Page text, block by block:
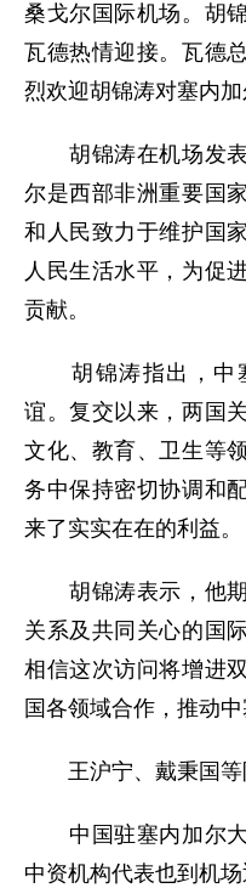
桑戈尔国际机场。胡
瓦德热情迎接。瓦德
烈欢迎胡锦涛对塞内加
胡锦涛在机场发表
尔是西部非洲重要国
和人民致力于维护国
人民生活水平，为促
贡献。
胡锦涛指出，中
谊。复交以来，两国
文化、教育、卫生等
务中保持密切协调和
来了实实在在的利益。
胡锦涛表示，他期
关系及共同关心的国
相信这次访问将增进
国各领域合作，推动
王沪宁、戴秉国等
中国驻塞内加尔大
中资机构代表也到机场